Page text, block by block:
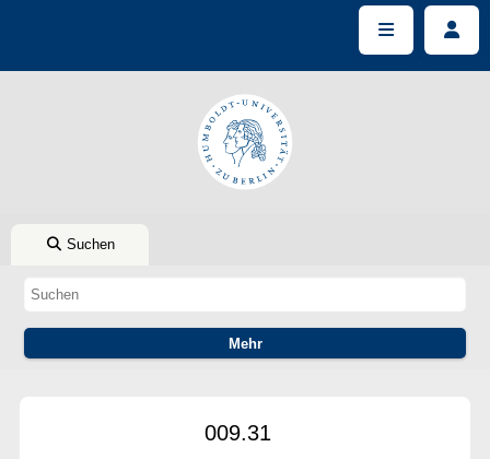
Suchen
009.31